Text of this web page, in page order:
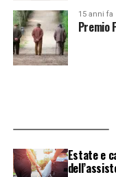
15 anni fa
Premio
Estate e